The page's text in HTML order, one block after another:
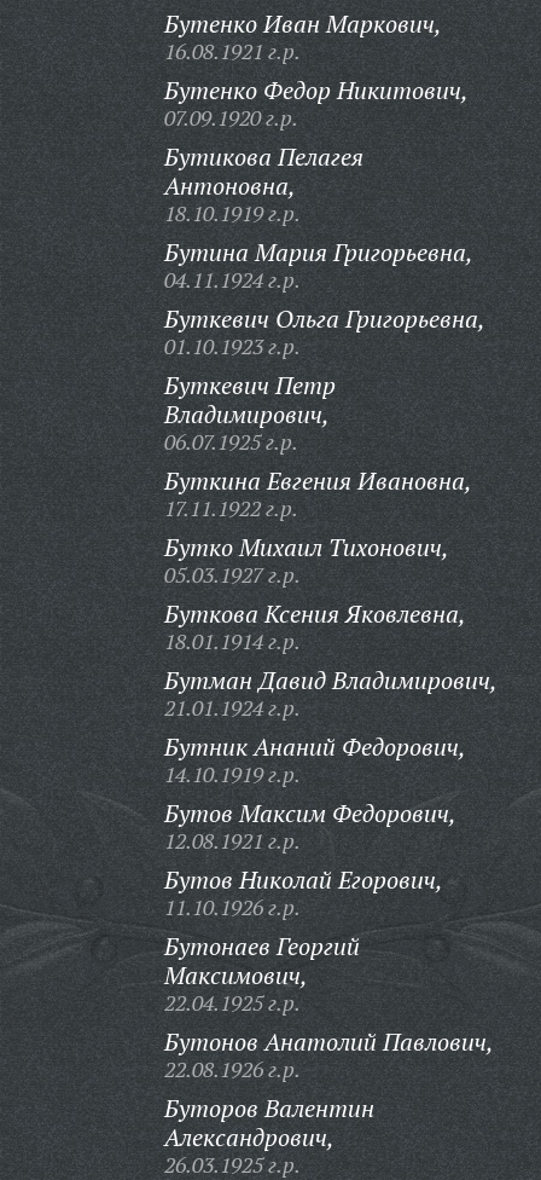
Бутенко Иван Маркович,
16.08.1921 г.р.
Бутенко Федор Никитович,
07.09.1920 г.р.
Бутикова Пелагея
Антоновна,
18.10.1919 г.р.
Бутина Мария Григорьевна,
04.11.1924 г.р.
Буткевич Ольга Григорьевна,
01.10.1923 г.р.
Буткевич Петр
Владимирович,
06.07.1925 г.р.
Буткина Евгения Ивановна,
17.11.1922 г.р.
Бутко Михаил Тихонович,
05.03.1927 г.р.
Буткова Ксения Яковлевна,
18.01.1914 г.р.
Бутман Давид Владимирович,
21.01.1924 г.р.
Бутник Ананий Федорович,
14.10.1919 г.р.
Бутов Максим Федорович,
12.08.1921 г.р.
Бутов Николай Егорович,
11.10.1926 г.р.
Бутонаев Георгий
Максимович,
22.04.1925 г.р.
Бутонов Анатолий Павлович,
22.08.1926 г.р.
Буторов Валентин
Александрович,
26.03.1925 г.р.